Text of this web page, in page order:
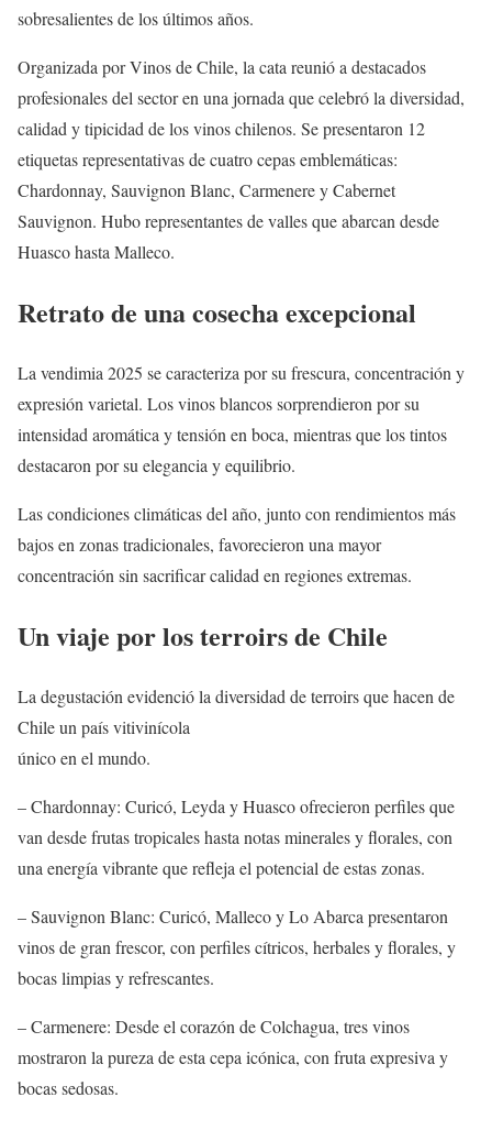
sobresalientes de los últimos años.
Organizada por Vinos de Chile, la cata reunió a destacados
profesionales del sector en una jornada que celebró la diversidad,
calidad y tipicidad de los vinos chilenos. Se presentaron 12
etiquetas representativas de cuatro cepas emblemáticas:
Chardonnay, Sauvignon Blanc, Carmenere y Cabernet
Sauvignon. Hubo representantes de valles que abarcan desde
Huasco hasta Malleco.
Retrato de una cosecha excepcional
La vendimia 2025 se caracteriza por su frescura, concentración y
expresión varietal. Los vinos blancos sorprendieron por su
intensidad aromática y tensión en boca, mientras que los tintos
destacaron por su elegancia y equilibrio.
Las condiciones climáticas del año, junto con rendimientos más
bajos en zonas tradicionales, favorecieron una mayor
concentración sin sacrificar calidad en regiones extremas.
Un viaje por los terroirs de Chile
La degustación evidenció la diversidad de terroirs que hacen de
Chile un país vitivinícola
único en el mundo.
– Chardonnay: Curicó, Leyda y Huasco ofrecieron perfiles que
van desde frutas tropicales hasta notas minerales y florales, con
una energía vibrante que refleja el potencial de estas zonas.
– Sauvignon Blanc: Curicó, Malleco y Lo Abarca presentaron
vinos de gran frescor, con perfiles cítricos, herbales y florales, y
bocas limpias y refrescantes.
– Carmenere: Desde el corazón de Colchagua, tres vinos
mostraron la pureza de esta cepa icónica, con fruta expresiva y
bocas sedosas.